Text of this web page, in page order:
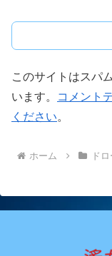
このサイトはスパ
います。
コメント
ください。
ホーム ド